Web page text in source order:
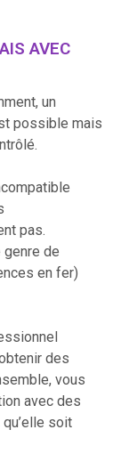
AVEC
un
possible mais
pas.
de
en fer)
des
vous
avec des
soit